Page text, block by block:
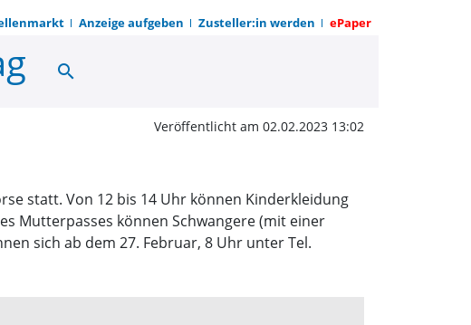
Anzeige aufgeben Zusteller:in werden ePaper
Spielzeugbörse | OWZ
search
Veröffentlicht am 02.02.2023 13:02
statt. Von 12 bis 14 Uhr können Kinderkleidung
Mutterpasses können Schwangere (mit einer
sich ab dem 27. Februar, 8 Uhr unter Tel.